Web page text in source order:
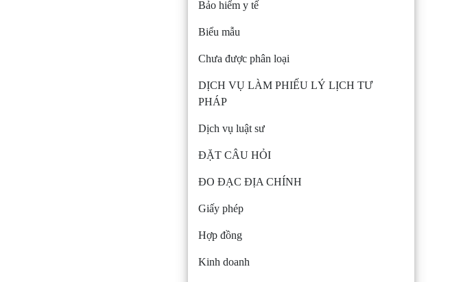
Bảo hiểm y tế
Biểu mẫu
Chưa được phân loại
DỊCH VỤ LÀM PHIẾU LÝ LỊCH TƯ
PHÁP
Dịch vụ luật sư
ĐẶT CÂU HỎI
ĐO ĐẠC ĐỊA CHÍNH
Giấy phép
Hợp đồng
Kinh doanh